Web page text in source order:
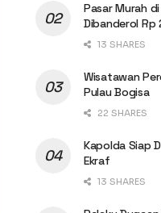
Pasar Murah
Dibanderol Rp
13 SHARES
Wisatawan
Pulau Bogisa
22 SHARES
Kapolda Siap
Ekraf
13 SHARES